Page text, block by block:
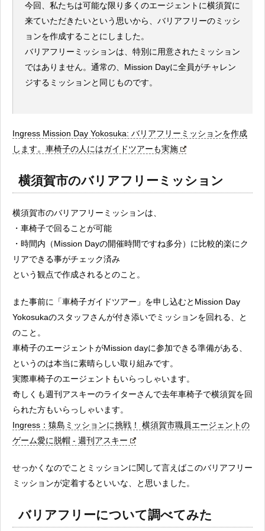
今回、私たちは可能な限り多くのエージェントに横須賀に
来ていただきたいという思いから、バリアフリーのミッシ
ョンを作成することにしました。
バリアフリーミッションは、特別に用意されたミッション
ではありません。通常の、Mission Dayに全員がチャレン
ジするミッションと同じものです。
Ingress Mission Day Yokosuka: バリアフリーミッションを作成
します。車椅子の人にはガイドツアーも実施
横須賀市のバリアフリーミッション
横須賀市のバリアフリーミッションは、
・車椅子で回ることが可能
・時間内（Mission Dayの開催時間ですね多分）に比較的楽にク
リアできる事がチェック済み
という観点で作成されるとのこと。
また事前に「車椅子ガイドツアー」を申し込むとMission Day
Yokosukaのスタッフさんが付き添いでミッションを回れる、と
のこと。
車椅子のエージェントがMission dayに参加できる準備がある、
というのは本当に素晴らしい取り組みです。
実際車椅子のエージェントもいらっしゃいます。
奇しくも週刊アスキーのライターさんで去年車椅子で横須賀を回
られた方もいらっしゃいます。
Ingress：猿島ミッションに挑戦！ 横須賀市職員エージェントの
ゲーム愛に脱帽 - 週刊アスキー
せっかくなのでことミッションに関して言えばこのバリアフリー
ミッションが定着するといいな、と思いました。
バリアフリーについて調べてみた